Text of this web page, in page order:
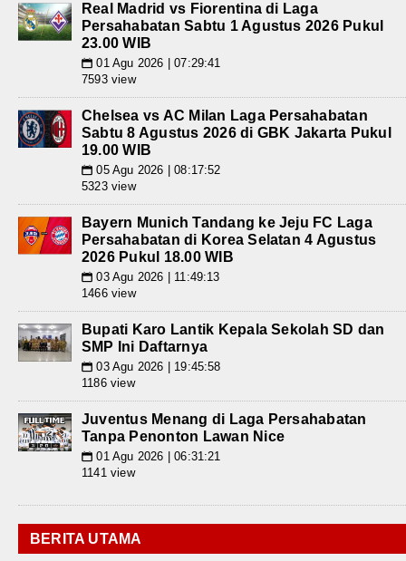
Real Madrid vs Fiorentina di Laga
Persahabatan Sabtu 1 Agustus 2026 Pukul
23.00 WIB
📅 01 Agu 2026 | 07:29:41
7593 view
Chelsea vs AC Milan Laga Persahabatan
Sabtu 8 Agustus 2026 di GBK Jakarta Pukul
19.00 WIB
📅 05 Agu 2026 | 08:17:52
5323 view
Bayern Munich Tandang ke Jeju FC Laga
Persahabatan di Korea Selatan 4 Agustus
2026 Pukul 18.00 WIB
📅 03 Agu 2026 | 11:49:13
1466 view
Bupati Karo Lantik Kepala Sekolah SD dan
SMP Ini Daftarnya
📅 03 Agu 2026 | 19:45:58
1186 view
Juventus Menang di Laga Persahabatan
Tanpa Penonton Lawan Nice
📅 01 Agu 2026 | 06:31:21
1141 view
BERITA UTAMA